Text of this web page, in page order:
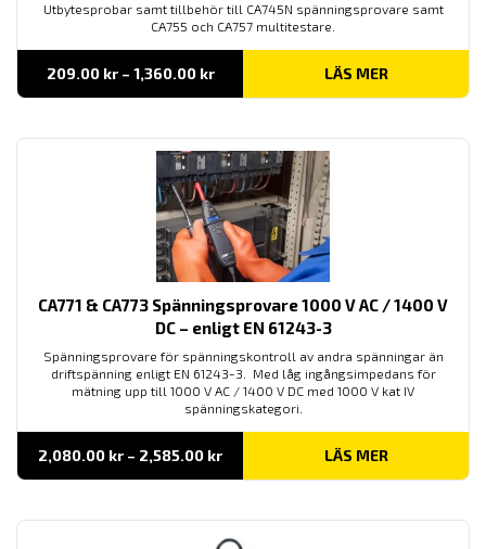
Utbytesprobar samt tillbehör till CA745N spänningsprovare samt
CA755 och CA757 multitestare.
209.00 kr – 1,360.00 krPrisintervall:
till
LÄS MER
CA771 & CA773 Spänningsprovare 1000 V AC / 1400 V
DC – enligt EN 61243-3
Spänningsprovare för spänningskontroll av andra spänningar än
driftspänning enligt EN 61243-3. Med låg ingångsimpedans för
mätning upp till 1000 V AC / 1400 V DC med 1000 V kat IV
spänningskategori.
2,080.00 kr – 2,585.00 krPrisintervall:
till
LÄS MER